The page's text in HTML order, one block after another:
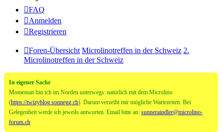
FAQ
Anmelden
Registrieren
Foren-Übersicht Microlinotreffen in der Schweiz 2.
Microlinotreffen in der Schweiz
In eigener Sache
Momentan bin ich im Norden unterwegs: natürlich mit dem Microlino
(https://twizyblog.sonnegg.ch). Darum verzeiht mir mögliche Wartezeiten. Bei
Gelegenheit werde ich jeweils antworten. Email bitte an: sunneraindler@microlino-
forum.ch